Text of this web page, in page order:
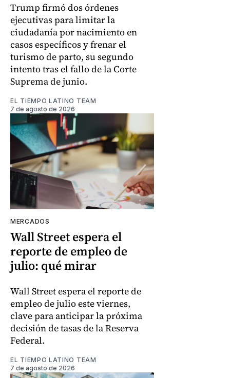
Trump firmó dos órdenes
ejecutivas para limitar la
ciudadanía por nacimiento en
casos específicos y frenar el
turismo de parto, su segundo
intento tras el fallo de la Corte
Suprema de junio.
EL TIEMPO LATINO TEAM
7 de agosto de 2026
MERCADOS
Wall Street espera el
reporte de empleo de
julio: qué mirar
Wall Street espera el reporte de
empleo de julio este viernes,
clave para anticipar la próxima
decisión de tasas de la Reserva
Federal.
EL TIEMPO LATINO TEAM
7 de agosto de 2026